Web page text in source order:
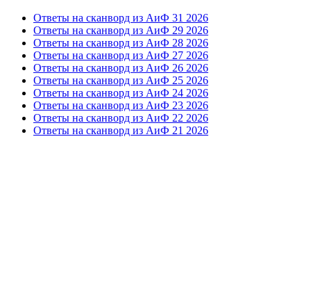
Ответы на сканворд из АиФ 31 2026
Ответы на сканворд из АиФ 29 2026
Ответы на сканворд из АиФ 28 2026
Ответы на сканворд из АиФ 27 2026
Ответы на сканворд из АиФ 26 2026
Ответы на сканворд из АиФ 25 2026
Ответы на сканворд из АиФ 24 2026
Ответы на сканворд из АиФ 23 2026
Ответы на сканворд из АиФ 22 2026
Ответы на сканворд из АиФ 21 2026